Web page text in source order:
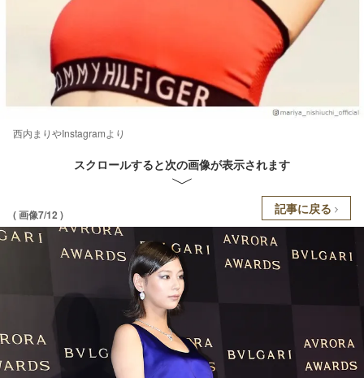
西内まりやInstagramより
スクロールすると次の画像が表示されます
( 画像7/12 ) 記事に戻る